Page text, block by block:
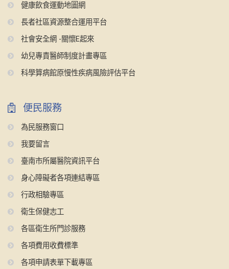
健康飲食運動地圖網
長者社區資源整合運用平台
社會安全網 -關懷E起來
幼兒專責醫師制度計畫專區
科學算病館原慢性疾病風險評估平台
便民服務
為民服務窗口
我要留言
臺南市所屬醫院資訊平台
身心障礙者各項連結專區
行政相驗專區
衛生保健志工
各區衛生所門診服務
各項費用收費標準
各項申請表單下載專區